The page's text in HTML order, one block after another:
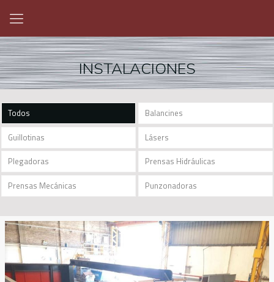
INSTALACIONES
Todos
Balancines
Guillotinas
Lásers
Plegadoras
Prensas Hidráulicas
Prensas Mecánicas
Punzonadoras